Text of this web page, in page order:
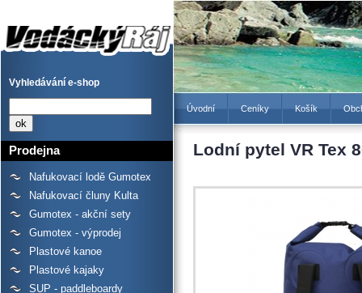
raftů Gumotex, kanoí a
kajaků - Vodácký Ráj
Úvodní Ceníky Košík
Vyhledávání e-shop
Prodejna
Nafukovací lodě Gumotex
Nafukovací čluny Kulta
Gumotex - akční sety
Gumotex - výprodej
Plastové kanoe
Plastové kajaky
SUP - paddleboardy
Lodní pytel VR Tex